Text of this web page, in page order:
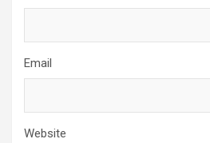
Email
Website